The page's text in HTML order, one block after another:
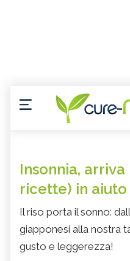
Insonnia, arriva
ricette) in aiuto
Il riso porta il sonno:
giapponesi alla nostra
gusto e leggerezza!